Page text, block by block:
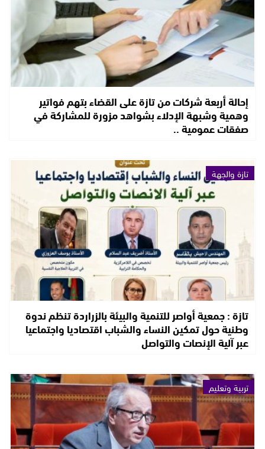
إحالة أربعة شركات من تازة على القضاء بتهم فواتير
وهمية وشبهة الإدلاء بشواهد مزورة للمشاركة في
صفقات عمومية ..
تازة والجهة
تازة : جمعية أواصر للتنمية والبيئة بالزراردة تنظم ندوة
وطنية حول تمكين النساء والشباب اقتصاديا واجتماعيا
عبر آلية الإنصات والتواصل
تربية وتعليم